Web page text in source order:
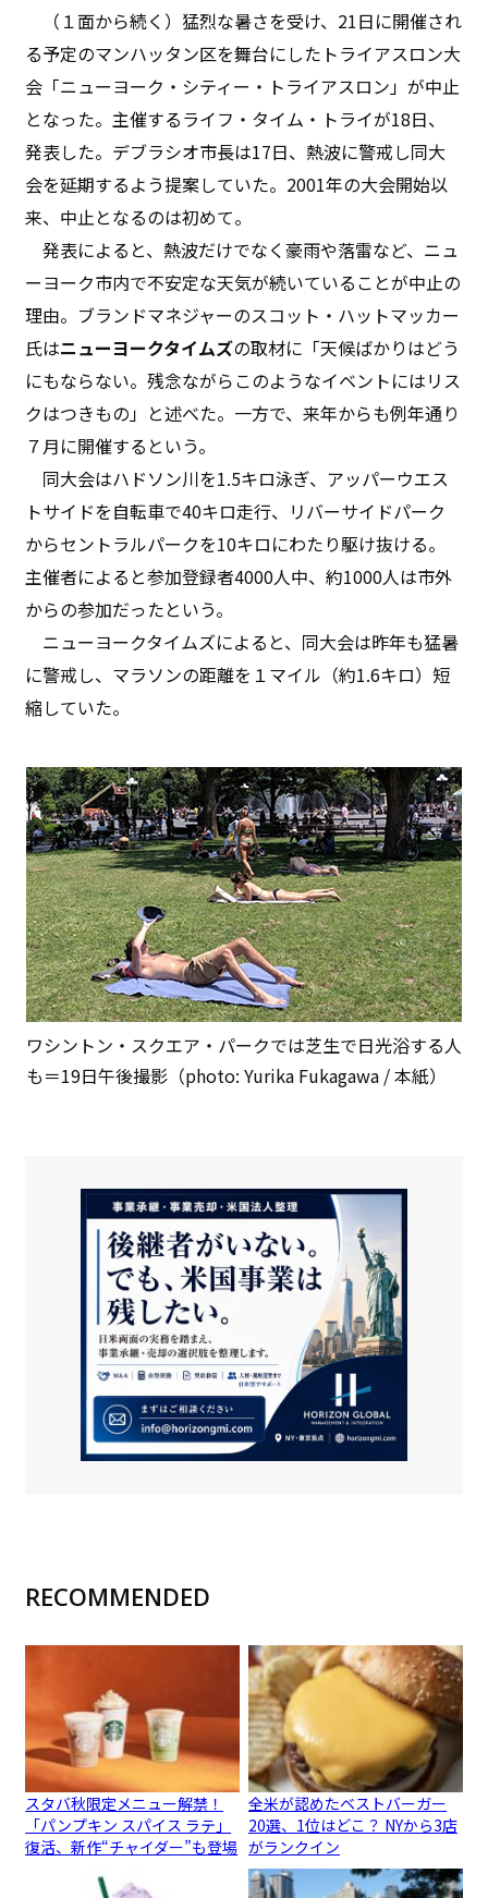
（１面から続く）猛烈な暑さを受け、21日に開催され
る予定のマンハッタン区を舞台にしたトライアスロン大
会「ニューヨーク・シティー・トライアスロン」が中止
となった。主催するライフ・タイム・トライが18日、
発表した。デブラシオ市長は17日、熱波に警戒し同大
会を延期するよう提案していた。2001年の大会開始以
来、中止となるのは初めて。
発表によると、熱波だけでなく豪雨や落雷など、ニュ
ーヨーク市内で不安定な天気が続いていることが中止の
理由。ブランドマネジャーのスコット・ハットマッカー
氏はニューヨークタイムズの取材に「天候ばかりはどう
にもならない。残念ながらこのようなイベントにはリス
クはつきもの」と述べた。一方で、来年からも例年通り
７月に開催するという。
同大会はハドソン川を1.5キロ泳ぎ、アッパーウエス
トサイドを自転車で40キロ走行、リバーサイドパーク
からセントラルパークを10キロにわたり駆け抜ける。
主催者によると参加登録者4000人中、約1000人は市外
からの参加だったという。
ニューヨークタイムズによると、同大会は昨年も猛暑
に警戒し、マラソンの距離を１マイル（約1.6キロ）短
縮していた。
ワシントン・スクエア・パークでは芝生で日光浴する人
も＝19日午後撮影（photo: Yurika Fukagawa / 本紙）
RECOMMENDED
スタバ秋限定メニュー解禁！
「パンプキン スパイス ラテ」
復活、新作“チャイダー”も登場
全米が認めたベストバーガー
20選、1位はどこ？ NYから3店
がランクイン